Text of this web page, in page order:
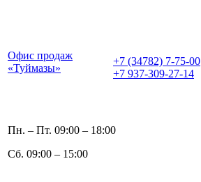
Офис продаж
«Туймазы»
+7 (34782) 7-75-00
+7 937-309-27-14
Пн. – Пт. 09:00 – 18:00
Сб. 09:00 – 15:00